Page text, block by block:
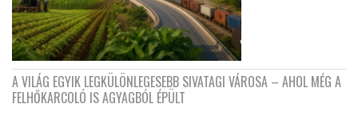
A VILÁG EGYIK LEGKÜLÖNLEGESEBB SIVATAGI VÁROSA – AHOL MÉG A
FELHŐKARCOLÓ IS AGYAGBÓL ÉPÜLT